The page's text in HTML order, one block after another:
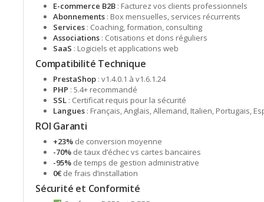
E-commerce B2B : Facturez vos clients professionnels
Abonnements : Box mensuelles, services récurrents
Services : Coaching, formation, consulting
Associations : Cotisations et dons réguliers
SaaS : Logiciels et applications web
Compatibilité Technique
PrestaShop : v1.4.0.1 à v1.6.1.24
PHP : 5.4+ recommandé
SSL : Certificat requis pour la sécurité
Langues : Français, Anglais, Allemand, Italien, Portugais,
ROI Garanti
+23% de conversion moyenne
-70% de taux d’échec vs cartes bancaires
-95% de temps de gestion administrative
0€ de frais d’installation
Sécurité et Conformité